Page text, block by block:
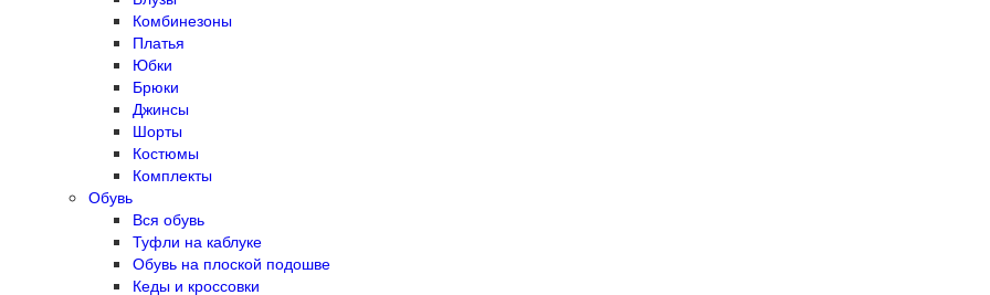
Комбинезоны
Платья
Юбки
Брюки
Джинсы
Шорты
Костюмы
Комплекты
Обувь
Вся обувь
Туфли на каблуке
Обувь на плоской подошве
Кеды и кроссовки